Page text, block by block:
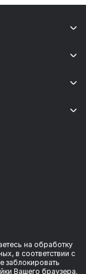
на обработку
в соответствии с
заблокировать
Вашего браузера.